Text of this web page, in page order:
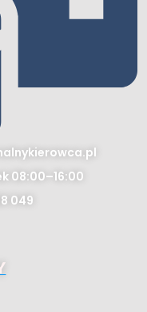
08:00–16:00
049